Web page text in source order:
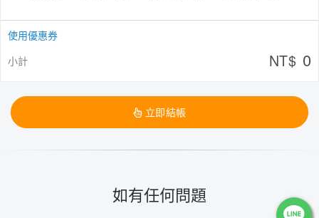
使用優惠券
小計
NT$ 0
立即結帳
如有任何問題